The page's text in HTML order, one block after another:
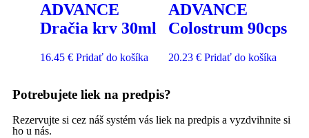
ADVANCE
Dračia krv 30ml
16.45 € Pridať do košíka
ADVANCE
Colostrum 90cps
20.23 € Pridať do košíka
Potrebujete liek na predpis?
Rezervujte si cez náš systém vás liek na predpis a vyzdvihnite si
ho u nás.